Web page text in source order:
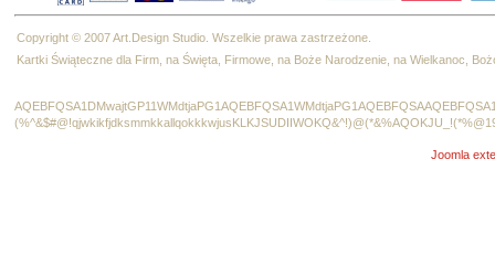
Copyright © 2007 Art.Design Studio. Wszelkie prawa zastrzeżone.
Kartki Świąteczne dla Firm, na Święta, Firmowe, na Boże Narodzenie, na Wielkanoc,
Joomla